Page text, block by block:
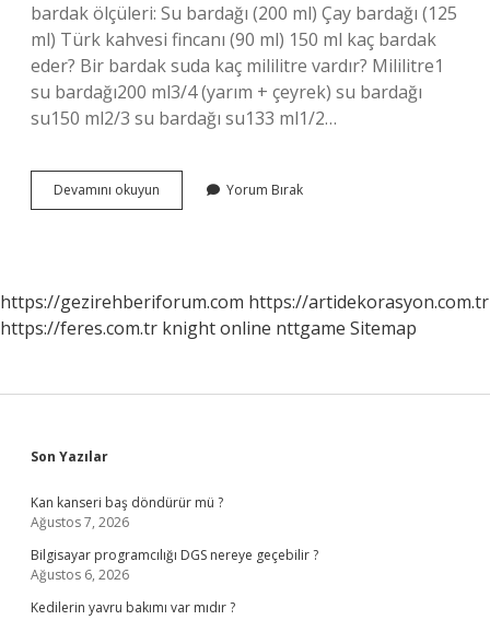
bardak ölçüleri: Su bardağı (200 ml) Çay bardağı (125
ml) Türk kahvesi fincanı (90 ml) 150 ml kaç bardak
eder? Bir bardak suda kaç mililitre vardır? Mililitre1
su bardağı200 ml3/4 (yarım + çeyrek) su bardağı
su150 ml2/3 su bardağı su133 ml1/2…
Devamını okuyun
Küçük
Yorum Bırak
https://gezirehberiforum.com https://artidekorasyon.com.tr
https://feres.com.tr knight online nttgame Sitemap
Sidebar
Son Yazılar
Kan kanseri baş döndürür mü ?
Ağustos 7, 2026
Bilgisayar programcılığı DGS nereye geçebilir ?
Ağustos 6, 2026
Kedilerin yavru bakımı var mıdır ?